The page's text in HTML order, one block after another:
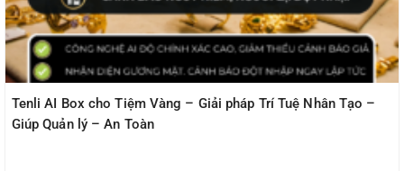
Tenli AI Box cho Tiệm Vàng – Giải pháp Trí Tuệ Nhân Tạo –
Giúp Quản lý – An Toàn